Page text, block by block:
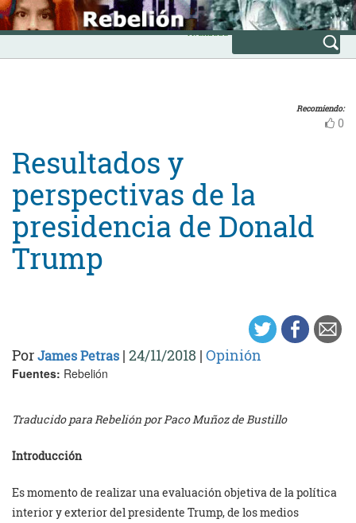
Skip
to
content
INICIO
Avanzada
Recomiendo:
0
Resultados y
perspectivas de la
presidencia de Donald
Trump
PorJames Petras | 24/11/2018 | Opinión
Fuentes: Rebelión
Traducido para Rebelión por Paco Muñoz de Bustillo
Introducción
Es momento de realizar una evaluación objetiva de la política
interior y exterior del presidente Trump, de los medios